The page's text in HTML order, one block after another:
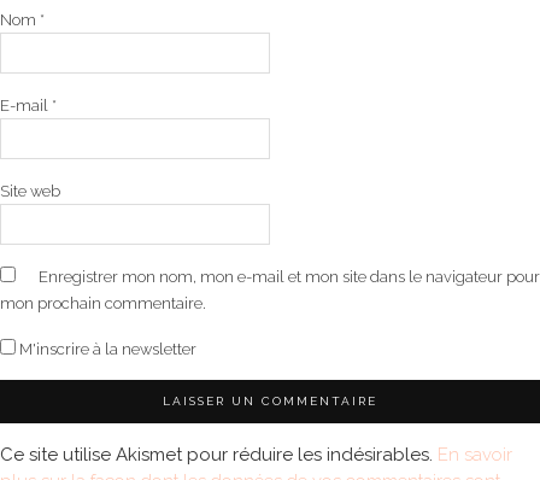
Nom *
E-mail *
Site web
Enregistrer mon nom, mon e-mail et mon site dans le navigateur pour
mon prochain commentaire.
M'inscrire à la newsletter
Ce site utilise Akismet pour réduire les indésirables. En savoir